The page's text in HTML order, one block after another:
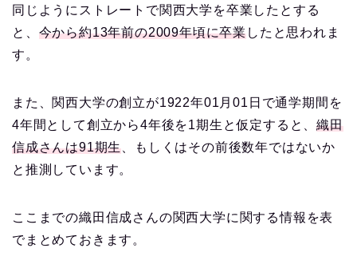
同じようにストレートで関西大学を卒業したとする
と、 今から約13年前の2009年頃に卒業したと思われま
す。
また、関西大学の創立が1922年01月01日で通学期間を
4年間として創立から4年後を1期生と仮定すると、織田
信成さんは91期生 、もしくはその前後数年ではないか
と推測しています。
ここまでの織田信成さんの関西大学に関する情報を表
でまとめておきます。